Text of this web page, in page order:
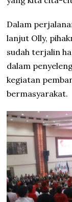
Dalam
lanjut Olly,
sudah terjalin
dalam
kegiatan
bermasyarakat.